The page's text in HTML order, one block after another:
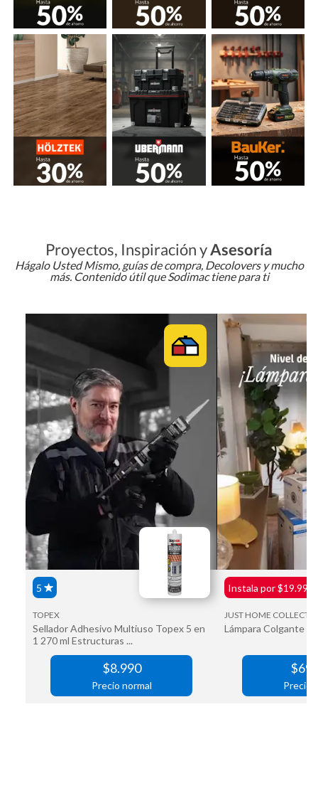
Proyectos, Inspiración yAsesoría
Hágalo Usted Mismo, guías de compra, Decolovers y mucho
más. Contenido útil que Sodimac tiene para ti